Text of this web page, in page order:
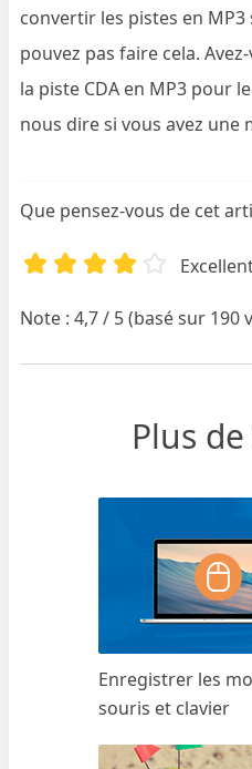
convertir les pistes en
pouvez pas faire cela.
la piste CDA en MP3 pour
nous dire si vous avez une
Que pensez-vous de cet
Note : 4,7 / 5 (basé sur 190
Plus
Enregistrer les
souris et clavier